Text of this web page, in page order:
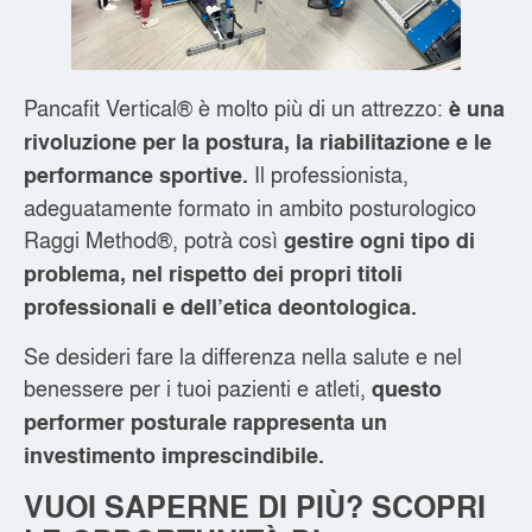
Pancafit Vertical® è molto più di un attrezzo: è una
rivoluzione per la postura, la riabilitazione e le
performance sportive. Il professionista,
adeguatamente formato in ambito posturologico
Raggi Method®, potrà così gestire ogni tipo di
problema, nel rispetto dei propri titoli
professionali e dell’etica deontologica.
Se desideri fare la differenza nella salute e nel
benessere per i tuoi pazienti e atleti, questo
performer posturale rappresenta un
investimento imprescindibile.
VUOI SAPERNE DI PIÙ? SCOPRI